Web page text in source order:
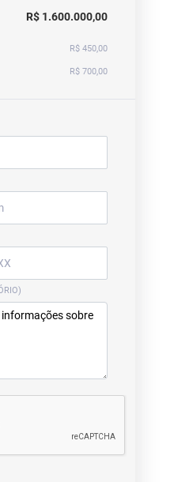
R$ 1.600.000,00
R$ 450,00
R$ 700,00